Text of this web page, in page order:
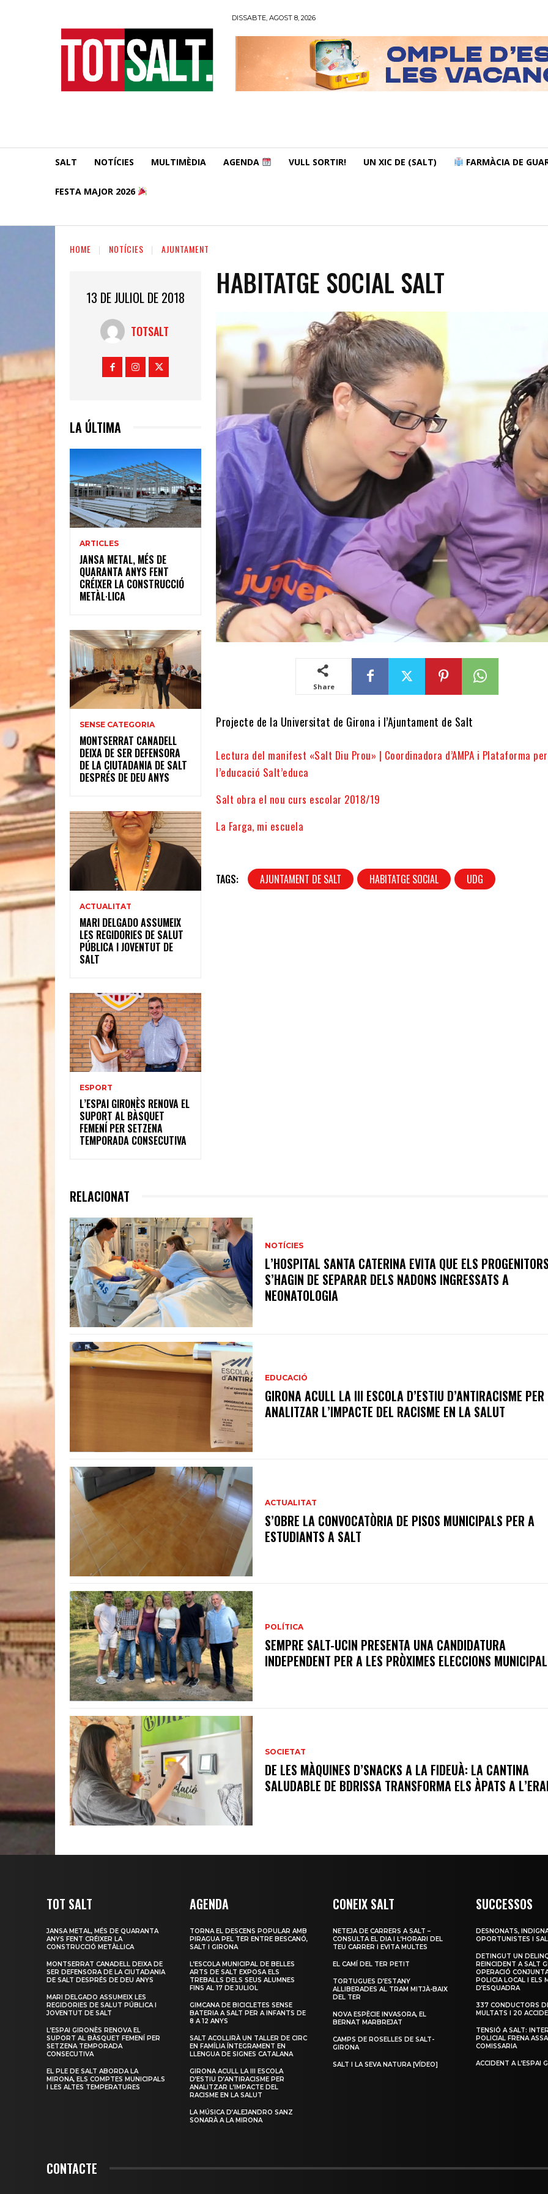
DISSABTE, AGOST 8, 2026
SALT NOTÍCIES MULTIMÈDIA AGENDA VULL SORTIR! UN XIC DE (SALT) FARMÀCIA DE
FESTA MAJOR 2026
HOME NOTÍCIES AJUNTAMENT
13 DE JULIOL DE 2018
TOTSALT
LA ÚLTIMA
ARTICLES
JANSA METAL, MÉS DE
QUARANTA ANYS FENT
CRÉIXER LA CONSTRUCCIÓ
METÀL·LICA
SENSE CATEGORIA
MONTSERRAT CANADELL
DEIXA DE SER DEFENSORA
DE LA CIUTADANIA DE SALT
DESPRÉS DE DEU ANYS
ACTUALITAT
MARI DELGADO ASSUMEIX
LES REGIDORIES DE SALUT
PÚBLICA I JOVENTUT DE
SALT
ESPORT
L’ESPAI GIRONÈS RENOVA EL
SUPORT AL BÀSQUET
FEMENÍ PER SETZENA
TEMPORADA CONSECUTIVA
HABITATGE SOCIAL SALT
Share
Projecte de la Universitat de Girona i l’Ajuntament de Salt
Lectura del manifest «Salt Diu Prou» | Coordinadora d’AMPA i Plataforma per
l’educació Salt’educa
Salt obra el nou curs escolar 2018/19
La Farga, mi escuela
TAGS: AJUNTAMENT DE SALT HABITATGE SOCIAL UDG
RELACIONAT
NOTÍCIES
L’HOSPITAL SANTA CATERINA EVITA QUE ELS
S’HAGIN DE SEPARAR DELS NADONS INGRESSATS A
NEONATOLOGIA
EDUCACIÓ
GIRONA ACULL LA III ESCOLA D’ESTIU D’ANTIRACISME PER
ANALITZAR L’IMPACTE DEL RACISME EN LA SALUT
ACTUALITAT
S’OBRE LA CONVOCATÒRIA DE PISOS MUNICIPALS PER A
ESTUDIANTS A SALT
POLÍTICA
SEMPRE SALT-UCIN PRESENTA UNA CANDIDATURA
INDEPENDENT PER A LES PRÒXIMES ELECCIONS
SOCIETAT
DE LES MÀQUINES D’SNACKS A LA FIDEUÀ: LA CANTINA
SALUDABLE DE BDRISSA TRANSFORMA ELS ÀPATS A
TOT SALT
JANSA METAL, MÉS DE QUARANTA
ANYS FENT CRÉIXER LA
CONSTRUCCIÓ METÀL·LICA
MONTSERRAT CANADELL DEIXA DE
SER DEFENSORA DE LA CIUTADANIA
DE SALT DESPRÉS DE DEU ANYS
MARI DELGADO ASSUMEIX LES
REGIDORIES DE SALUT PÚBLICA I
JOVENTUT DE SALT
L’ESPAI GIRONÈS RENOVA EL
SUPORT AL BÀSQUET FEMENÍ PER
SETZENA TEMPORADA
CONSECUTIVA
EL PLE DE SALT ABORDA LA
MIRONA, ELS COMPTES MUNICIPALS
I LES ALTES TEMPERATURES
AGENDA
TORNA EL DESCENS POPULAR AMB
PIRAGUA PEL TER ENTRE BESCANÓ,
SALT I GIRONA
L’ESCOLA MUNICIPAL DE BELLES
ARTS DE SALT EXPOSA ELS
TREBALLS DELS SEUS ALUMNES
FINS AL 17 DE JULIOL
GIMCANA DE BICICLETES SENSE
BATERIA A SALT PER A INFANTS DE
8 A 12 ANYS
SALT ACOLLIRÀ UN TALLER DE CIRC
EN FAMÍLIA ÍNTEGRAMENT EN
LLENGUA DE SIGNES CATALANA
GIRONA ACULL LA III ESCOLA
D’ESTIU D’ANTIRACISME PER
ANALITZAR L’IMPACTE DEL
RACISME EN LA SALUT
LA MÚSICA D’ALEJANDRO SANZ
SONARÀ A LA MIRONA
CONEIX SALT
NETEJA DE CARRERS A SALT –
CONSULTA EL DIA I L’HORARI DEL
TEU CARRER I EVITA MULTES
EL CAMÍ DEL TER PETIT
TORTUGUES D’ESTANY
ALLIBERADES AL TRAM MITJÀ-BAIX
DEL TER
NOVA ESPÈCIE INVASORA, EL
BERNAT MARBREJAT
CAMPS DE ROSELLES DE SALT-
GIRONA
SALT I LA SEVA NATURA [VÍDEO]
SUCCESSOS
DESNONATS,
OPORTUNISTES I
DETINGUT UN
REINCIDENT A SALT
OPERACIÓ
POLICIA LOCAL I ELS
D’ESQUADRA
337 CONDUCTORS
MULTATS I 20
TENSIÓ A SALT:
POLICIAL FRENA
COMISSARIA
ACCIDENT A L’ESPAI
CONTACTE